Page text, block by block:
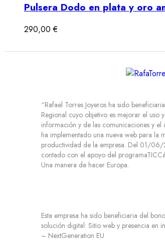
Pulsera Dodo en plata y oro
290,00€
“Rafael Torres Joyeros ha sido
Regional cuyo objetivo es mejorar el uso
información y de las comunicaciones y el
ha implementado una nueva web para la
productividad de la empresa. Del 01/
contado con el apoyo del
Una manera de hacer Europa.
Esta empresa ha sido beneficiaria del
solución digital: Sitio web y presencia en
– NextGeneration EU